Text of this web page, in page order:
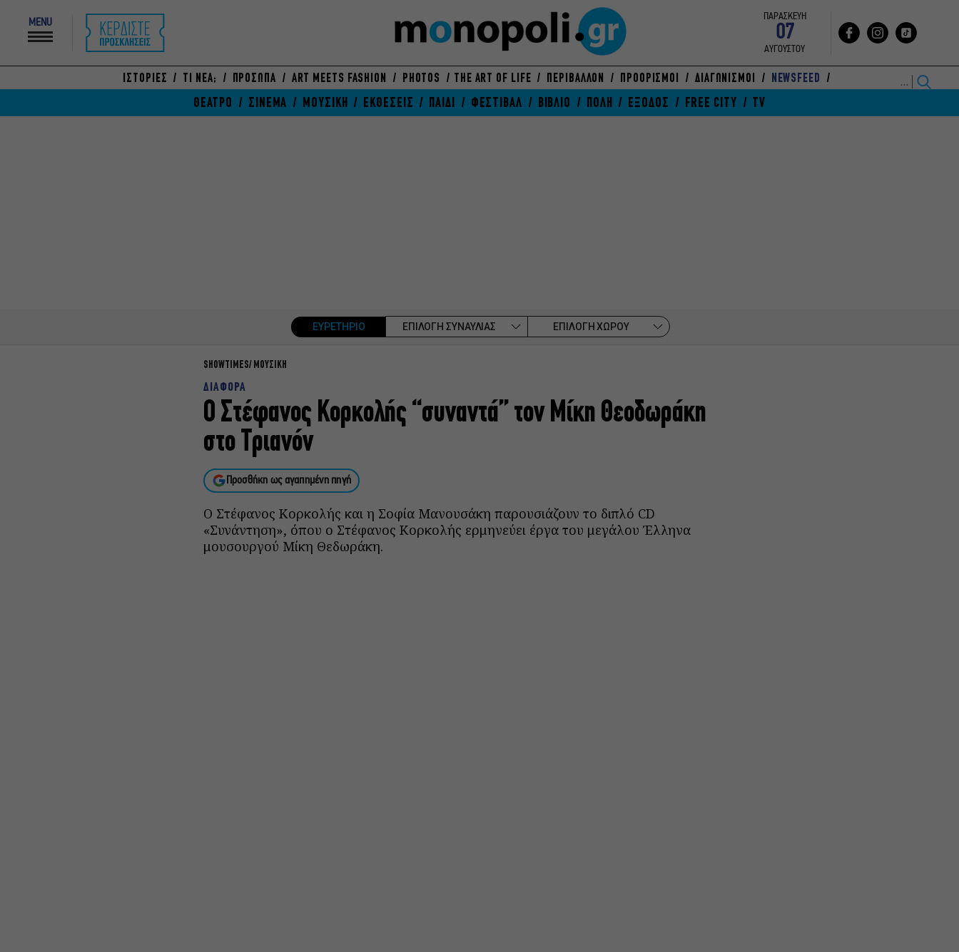
MENU
ΠΑΡΑΣΚΕΥΗ
07
ΑΥΓΟΥΣΤΟΥ
ΙΣΤΟΡΙΕΣ ΤΙ ΝΕΑ; ΠΡΟΣΩΠΑ ART MEETS FASHION PHOTOS THE ART OF LIFE ΠΕΡΙΒΑΛΛΟΝ ΠΡΟΟΡΙΣΜΟΙ ΔΙΑΓΩΝΙΣΜΟΙ NEWSFEED
ΘΕΑΤΡΟ ΣΙΝΕΜΑ ΜΟΥΣΙΚΗ ΕΚΘΕΣΕΙΣ ΠΑΙΔΙ ΦΕΣΤΙΒΑΛ ΒΙΒΛΙΟ ΠΟΛΗ ΕΞΟΔΟΣ FREE CITY TV
ΕΥΡΕΤΗΡΙΟ ΕΠΙΛΟΓΗ ΣΥΝΑΥΛΙΑΣ ΕΠΙΛΟΓΗ ΧΩΡΟΥ
SHOWTIMES ΜΟΥΣΙΚΗ
ΔΙΑΦΟΡΑ
Ο Στέφανος Κορκολής “συναντά” τον Μίκη Θεοδωράκη
στο Τριανόν
Προσθήκη ως αγαπημένη πηγή
Ο Στέφανος Κορκολής και η Σοφία Μανουσάκη παρουσιάζουν το διπλό CD
«Συνάντηση», όπου ο Στέφανος Κορκολής ερμηνεύει έργα του μεγάλου Έλληνα
μουσουργού Μίκη Θεδωράκη.